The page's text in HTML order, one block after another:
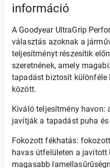
információ
A Goodyear UltraGrip
választás azoknak a
teljesítményt részesítik
szeretnének, amely
tapadást biztosít különféle
között.
Kiváló teljesítmény havon:
javítják a tapadást puha
Fokozott fékhatás:
havas útfelületen a javított
magasabb